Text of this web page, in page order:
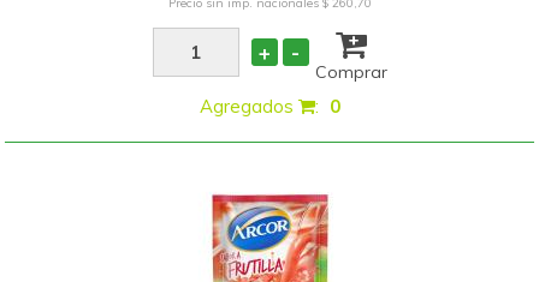
+ -
Comprar
Agregados : 0